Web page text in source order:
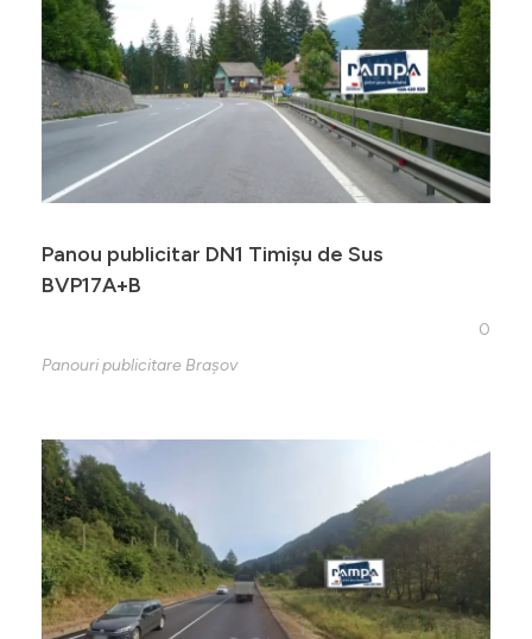
Panou publicitar DN1 Timișu de Sus
BVP17A+B
0
Panouri publicitare Brașov